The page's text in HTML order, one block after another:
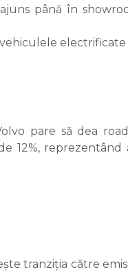
până în
pare să dea
12%,
tranziția către